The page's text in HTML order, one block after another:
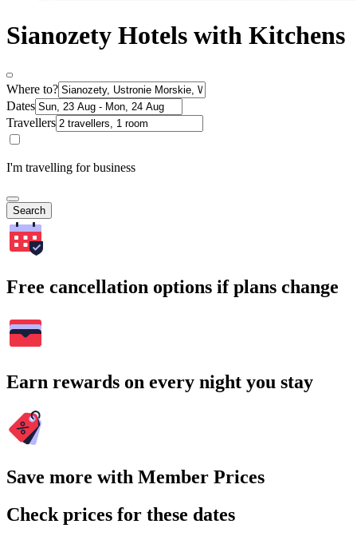
Sianozety Hotels with Kitchens
Where to?
Dates
Travellers
I'm travelling for business
Search
Free cancellation options if plans change
Earn rewards on every night you stay
Save more with Member Prices
Check prices for these dates